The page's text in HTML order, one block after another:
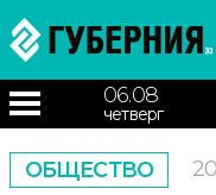
06.08
четверг
ОБЩЕСТВО